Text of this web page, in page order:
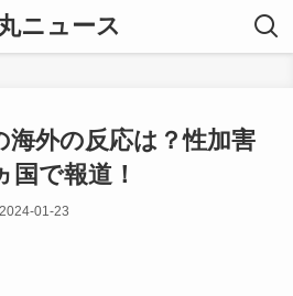
ニュース
海外の反応は？性加害
国で報道！
2024-01-23